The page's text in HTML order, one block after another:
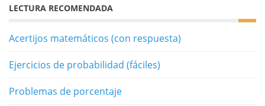
LECTURA RECOMENDADA
Acertijos matemáticos (con respuesta)
Ejercicios de probabilidad (fáciles)
Problemas de porcentaje